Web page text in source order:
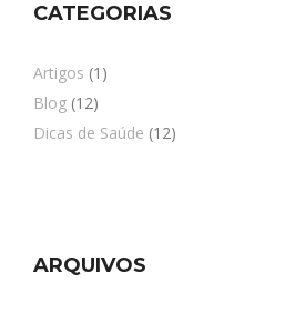
CATEGORIAS
Artigos (1)
Blog (12)
Dicas de Saúde (12)
ARQUIVOS